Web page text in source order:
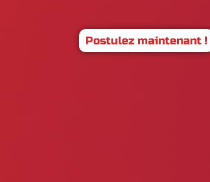
Postulez maintenant !